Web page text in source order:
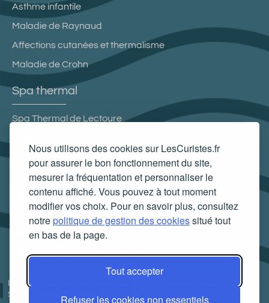
Nous utilisons des cookies sur LesCuristes.fr
pour assurer le bon fonctionnement du site,
mesurer la fréquentation et personnaliser le
contenu affiché. Vous pouvez à tout moment
modifier vos choix. Pour en savoir plus, consultez
notrepolitique de gestion des cookiessitué tout
en bas de la page.
Tout accepter
Refuser les cookies non essentiels
Asthme infantile
Maladie de Raynaud
Affections cutanées et thermalisme
Maladie de Crohn
Spa thermal
Spa Thermal de Lectoure
Spa Villa Pompéi
Carte cadeau spa Vichy
Carte cadeau spa Bagnoles-de-l'Orne
Carte cadeau spa Saubusse
Carte cadeau spa Châtel-Guyon
LesCuristes.fr participe et est conforme à l'ensemble des
Spécifications et Politiques du Transparency & Consent Framework